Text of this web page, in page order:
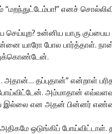
எனச்
உன்னிய யாரு
யாரோ போல பார்த்தாள்.
அதான்… தப்புதான்” என்றாள்
போய்விட்டேன். அம்மாதான்
இல்லை என அதன் பின்னர்
ஒடுங்கிப்